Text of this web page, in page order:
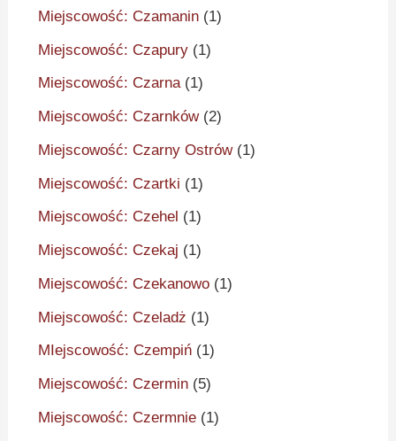
Miejscowość: Czamanin (1)
Miejscowość: Czapury (1)
Miejscowość: Czarna(1)
Miejscowość: Czarnków(2)
Miejscowość: Czarny Ostrów(1)
Miejscowość: Czartki (1)
Miejscowość: Czehel (1)
Miejscowość: Czekaj (1)
Miejscowość: Czekanowo (1)
Miejscowość: Czeladż (1)
MIejscowość: Czempiń (1)
Miejscowość: Czermin (5)
Miejscowość: Czermnie (1)